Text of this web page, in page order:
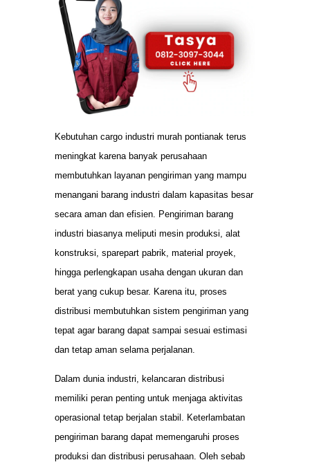
Kebutuhan cargo industri murah pontianak terus
meningkat karena banyak perusahaan
membutuhkan layanan pengiriman yang mampu
menangani barang industri dalam kapasitas besar
secara aman dan efisien. Pengiriman barang
industri biasanya meliputi mesin produksi, alat
konstruksi, sparepart pabrik, material proyek,
hingga perlengkapan usaha dengan ukuran dan
berat yang cukup besar. Karena itu, proses
distribusi membutuhkan sistem pengiriman yang
tepat agar barang dapat sampai sesuai estimasi
dan tetap aman selama perjalanan.
Dalam dunia industri, kelancaran distribusi
memiliki peran penting untuk menjaga aktivitas
operasional tetap berjalan stabil. Keterlambatan
pengiriman barang dapat memengaruhi proses
produksi dan distribusi perusahaan. Oleh sebab